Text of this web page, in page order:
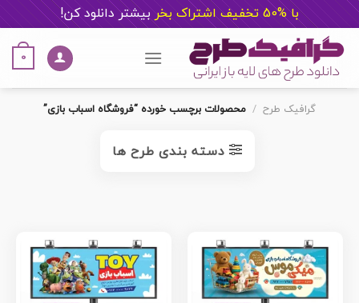
با %50 تخفیف اشتراک بخر بیشتر دانلود کن!
content
0
گرافیک طرح / محصولات برچسب خورده “فروشگاه اسباب بازی”
دسته بندی طرح ها